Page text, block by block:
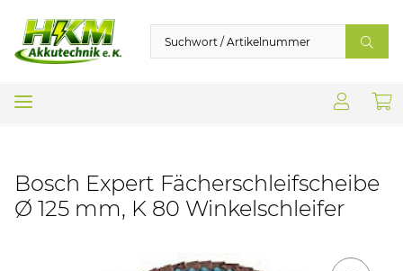
Bosch Expert Fächerschleifscheibe
Ø 125 mm, K 80 Winkelschleifer